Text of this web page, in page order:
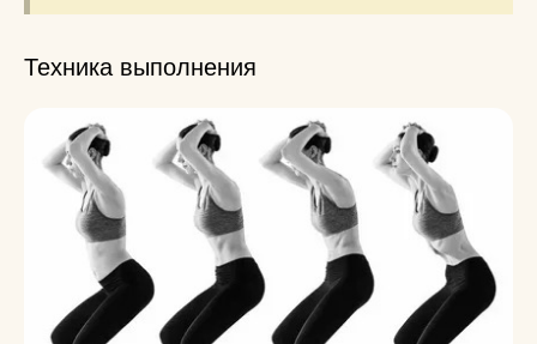
Техника выполнения